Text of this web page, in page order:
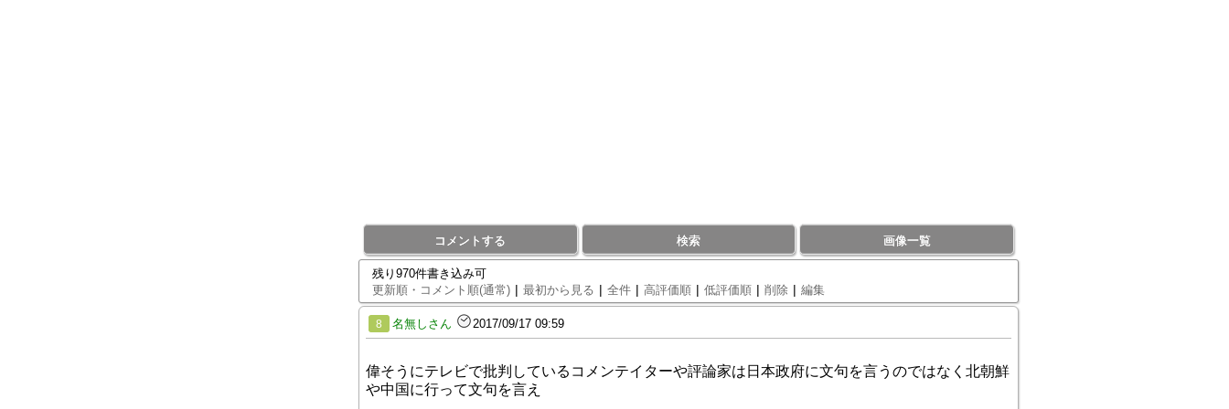
コメントする 検索 画像一覧
残り970件書き込み可
更新順・コメント順(通常) | 最初から見る | 全件 | 高評価順 | 低評価順 | 削除 | 編集
8 名無しさん 2017/09/17 09:59
偉そうにテレビで批判しているコメンテイターや評論家は日本政府に文句を言うのではなく北朝鮮
や中国に行って文句を言え